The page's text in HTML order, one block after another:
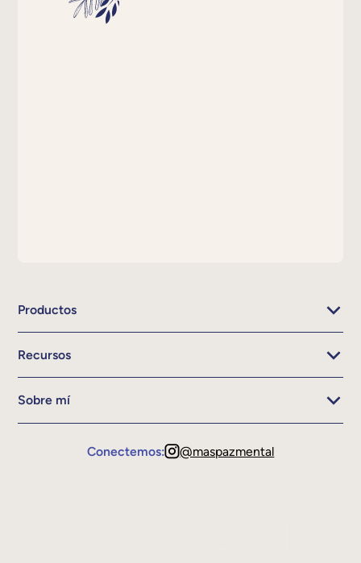
Productos
Recursos
Sobre mí
Conectemos: @maspazmental